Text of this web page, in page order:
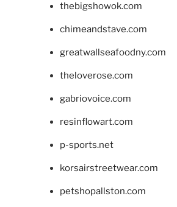
thebigshowok.com
chimeandstave.com
greatwallseafoodny.com
theloverose.com
gabriovoice.com
resinflowart.com
p-sports.net
korsairstreetwear.com
petshopallston.com